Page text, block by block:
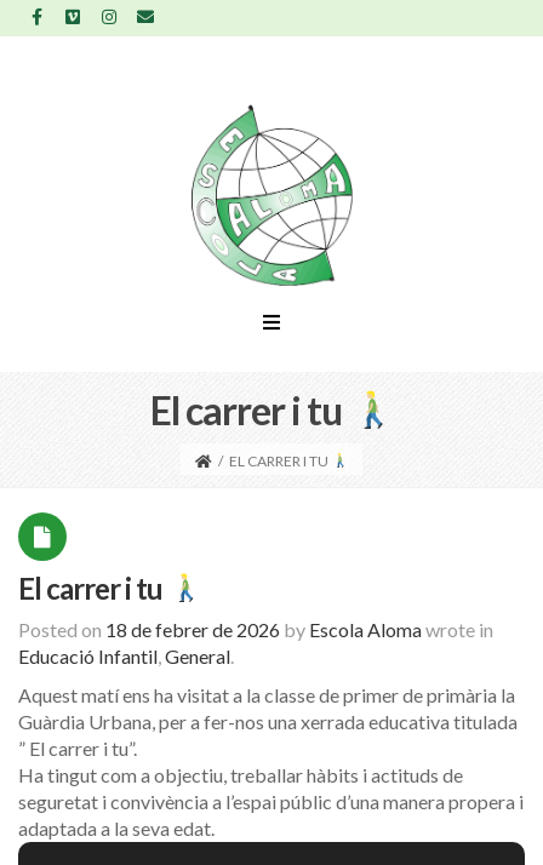
El carrer i tu
/ EL CARRER I TU
El carrer i tu
Posted on 18 de febrer de 2026 by Escola Alomawrote in
Educació Infantil,General.
Aquest matí ens ha visitat a la classe de primer de primària la
Guàrdia Urbana, per a fer-nos una xerrada educativa titulada
” El carrer i tu”.
Ha tingut com a objectiu, treballar hàbits i actituds de
seguretat i convivència a l’espai públic d’una manera propera i
adaptada a la seva edat.